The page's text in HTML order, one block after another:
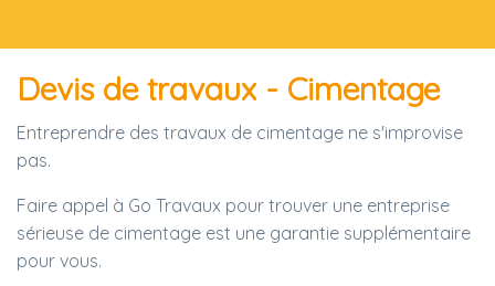
Devis de travaux - Cimentage
Entreprendre des travaux de cimentage ne s'improvise
pas.
Faire appel à Go Travaux pour trouver une entreprise
sérieuse de cimentage est une garantie supplémentaire
pour vous.